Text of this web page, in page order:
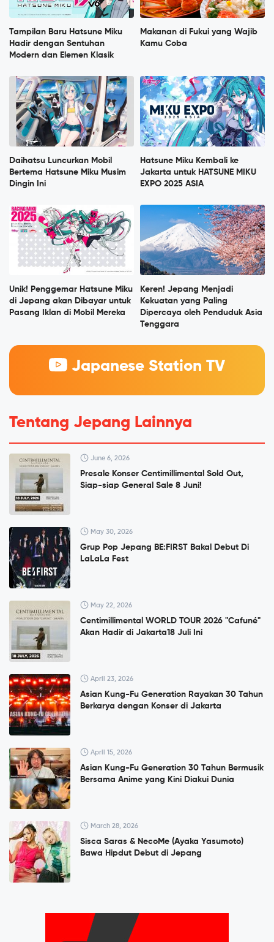
Tampilan Baru Hatsune Miku
Hadir dengan Sentuhan
Modern dan Elemen Klasik
Makanan di Fukui yang Wajib
Kamu Coba
Daihatsu Luncurkan Mobil
Bertema Hatsune Miku Musim
Dingin Ini
Hatsune Miku Kembali ke
Jakarta untuk HATSUNE MIKU
EXPO 2025 ASIA
Unik! Penggemar Hatsune Miku
di Jepang akan Dibayar untuk
Pasang Iklan di Mobil Mereka
Keren! Jepang Menjadi
Kekuatan yang Paling
Dipercaya oleh Penduduk Asia
Tenggara
Japanese Station TV
Tentang Jepang Lainnya
June 6, 2026
Presale Konser Centimillimental Sold Out,
Siap-siap General Sale 8 Juni!
May 30, 2026
Grup Pop Jepang BE:FIRST Bakal Debut Di
LaLaLa Fest
May 22, 2026
Centimillimental WORLD TOUR 2026 "Cafuné"
Akan Hadir di Jakarta18 Juli Ini
April 23, 2026
Asian Kung-Fu Generation Rayakan 30 Tahun
Berkarya dengan Konser di Jakarta
April 15, 2026
Asian Kung-Fu Generation 30 Tahun Bermusik
Bersama Anime yang Kini Diakui Dunia
March 28, 2026
Sisca Saras & NecoMe (Ayaka Yasumoto)
Bawa Hipdut Debut di Jepang